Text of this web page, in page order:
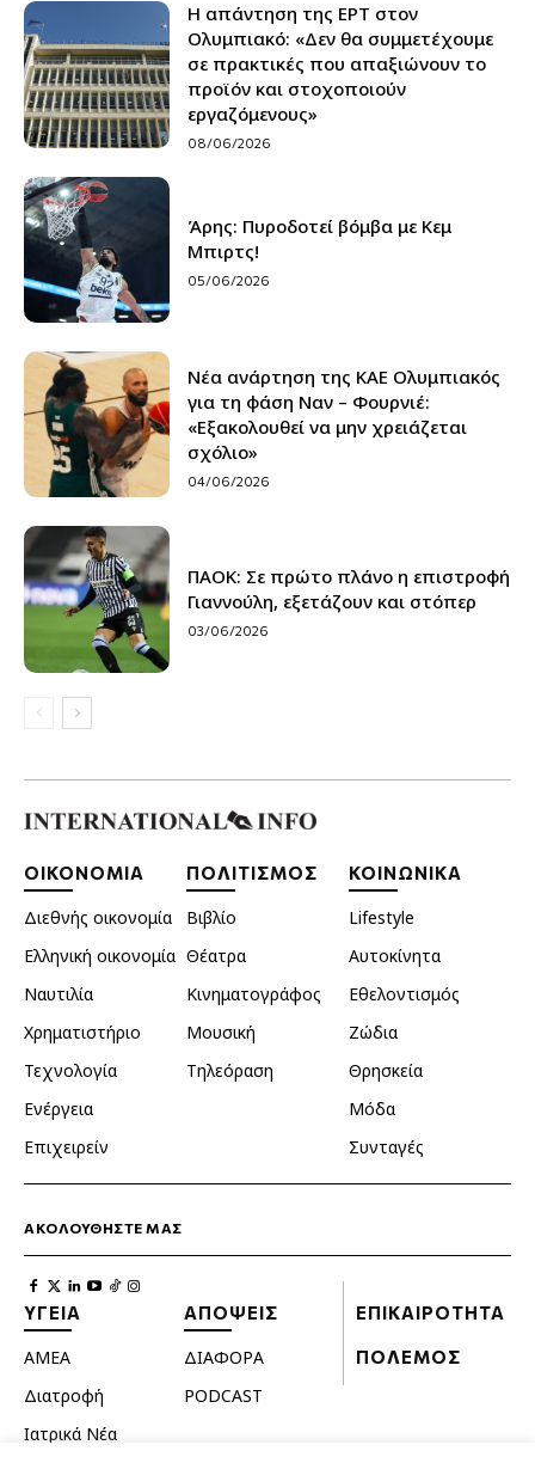
Η απάντηση της ΕΡΤ στον
Ολυμπιακό: «Δεν θα συμμετέχουμε
σε πρακτικές που απαξιώνουν το
προϊόν και στοχοποιούν
εργαζόμενους»
08/06/2026
Άρης: Πυροδοτεί βόμβα με Κεμ
Μπιρτς!
05/06/2026
Νέα ανάρτηση της ΚΑΕ Ολυμπιακός
για τη φάση Ναν – Φουρνιέ:
«Εξακολουθεί να μην χρειάζεται
σχόλιο»
04/06/2026
ΠΑΟΚ: Σε πρώτο πλάνο η επιστροφή
Γιαννούλη, εξετάζουν και στόπερ
03/06/2026
ΟΙΚΟΝΟΜΙΑ
Διεθνής οικονομία
Ελληνική οικονομία
Ναυτιλία
Χρηματιστήριο
Τεχνολογία
Ενέργεια
Επιχειρείν
ΠΟΛΙΤΙΣΜΟΣ
Βιβλίο
Θέατρα
Κινηματογράφος
Μουσική
Τηλεόραση
ΚΟΙΝΩΝΙΚΑ
Lifestyle
Αυτοκίνητα
Εθελοντισμός
Ζώδια
Θρησκεία
Μόδα
Συνταγές
ΑΚΟΛΟΥΘΗΣΤΕ ΜΑΣ
ΥΓΕΙΑ
ΑΜΕΑ
Διατροφή
Ιατρικά Νέα
ΑΠΟΨΕΙΣ
ΔΙΑΦΟΡΑ
PODCAST
ΕΠΙΚΑΙΡΟΤΗΤΑ
ΠΟΛΕΜΟΣ